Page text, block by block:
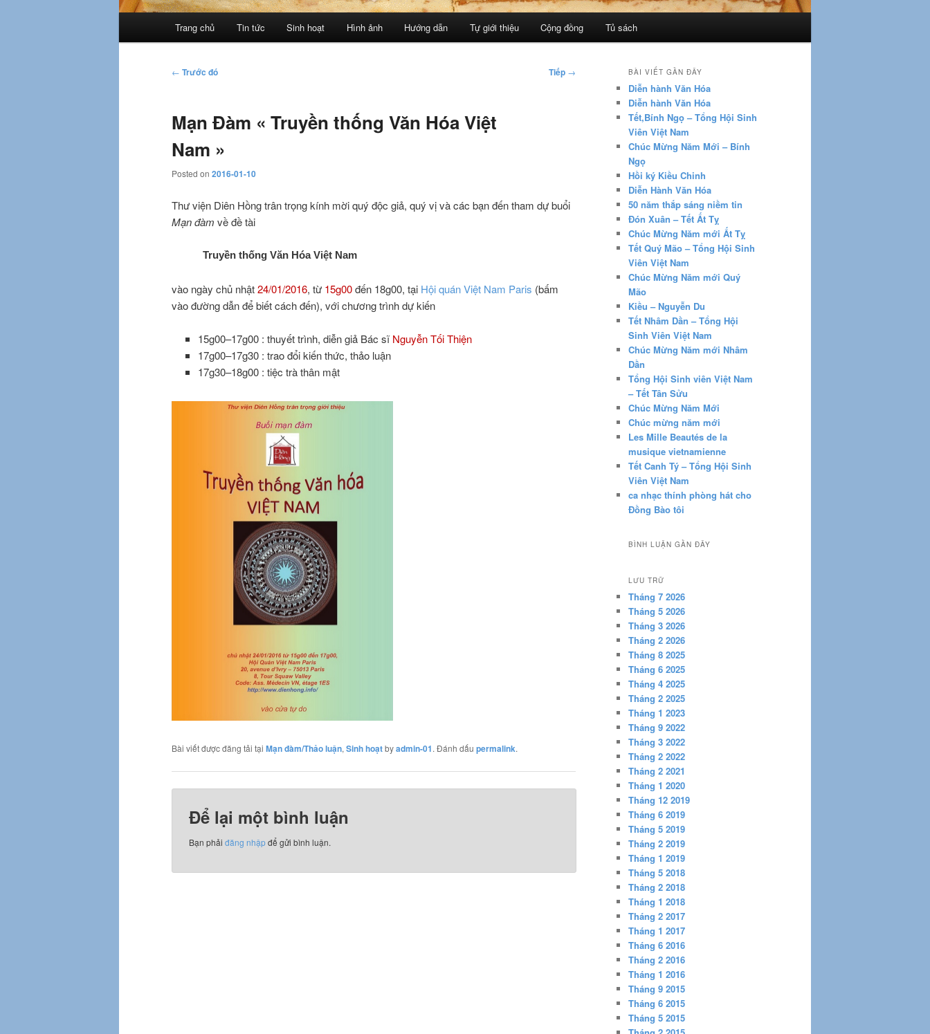
Trang chủ Tin tức Sinh hoạt Hình ảnh Hướng dẫn Tự giới thiệu Cộng đồng Tủ sách
Điều
viết
← Trước đó Tiếp →
Mạn Đàm « Truyền thống Văn Hóa Việt
Nam »
Posted on 2016-01-10
Thư viện Diên Hồng trân trọng kính mời quý độc giả, quý vị và các bạn đến tham dự buổi
Mạn đàm về đề tài
Truyền thống Văn Hóa Việt Nam
vào ngày chủ nhật24/01/2016, từ 15g00đến 18g00, tại Hội quán Việt Nam Paris (bấm
vào đường dẫn để biết cách đến), với chương trình dự kiến
15g00–17g00 : thuyết trình, diễn giả Bác sĩNguyễn Tối Thiện
17g00–17g30 : trao đổi kiến thức, thảo luận
17g30–18g00 : tiệc trà thân mật
Bài viết được đăng tải tại Mạn đàm/Thảo luận, Sinh hoạtbyadmin-01. Đánh dấu permalink.
Để lại một bình luận
Bạn phảiđăng nhậpđể gửi bình luận.
BÀI VIẾT GẦN ĐÂY
Diễn hành Văn Hóa
Diễn hành Văn Hóa
Tết,Bính Ngọ – Tổng Hội Sinh
Viên Việt Nam
Chúc Mừng Năm Mới – Bính
Ngọ
Hồi ký Kiều Chinh
Diễn Hành Văn Hóa
50 năm thắp sáng niềm tin
Đón Xuân – Tết Ất Tỵ
Chúc Mừng Năm mới Ất Tỵ
Tết Quý Mão – Tổng Hội Sinh
Viên Việt Nam
Chúc Mừng Năm mới Quý
Mão
Kiều – Nguyễn Du
Tết Nhâm Dần – Tổng Hội
Sinh Viên Việt Nam
Chúc Mừng Năm mới Nhâm
Dần
Tổng Hội Sinh viên Việt Nam
– Tết Tân Sửu
Chúc Mừng Năm Mới
Chúc mừng năm mới
Les Mille Beautés de la
musique vietnamienne
Tết Canh Tý – Tổng Hội Sinh
Viên Việt Nam
ca nhạc thính phòng hát cho
Đồng Bào tôi
BÌNH LUẬN GẦN ĐÂY
LƯU TRỮ
Tháng 7 2026
Tháng 5 2026
Tháng 3 2026
Tháng 2 2026
Tháng 8 2025
Tháng 6 2025
Tháng 4 2025
Tháng 2 2025
Tháng 1 2023
Tháng 9 2022
Tháng 3 2022
Tháng 2 2022
Tháng 2 2021
Tháng 1 2020
Tháng 12 2019
Tháng 6 2019
Tháng 5 2019
Tháng 2 2019
Tháng 1 2019
Tháng 5 2018
Tháng 2 2018
Tháng 1 2018
Tháng 2 2017
Tháng 1 2017
Tháng 6 2016
Tháng 2 2016
Tháng 1 2016
Tháng 9 2015
Tháng 6 2015
Tháng 5 2015